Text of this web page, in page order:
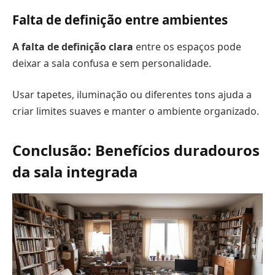
Falta de definição entre ambientes
A falta de definição clara entre os espaços pode
deixar a sala confusa e sem personalidade.
Usar tapetes, iluminação ou diferentes tons ajuda a
criar limites suaves e manter o ambiente organizado.
Conclusão: Benefícios duradouros
da sala integrada